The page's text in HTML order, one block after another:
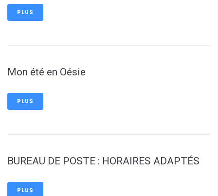
PLUS
Mon été en Oésie
PLUS
BUREAU DE POSTE : HORAIRES ADAPTÉS
PLUS